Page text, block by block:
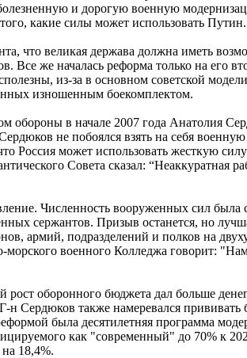
и дорогую военную
какие силы может использовать Путин.
что великая держава должна иметь
Все же началась реформа только на его
из-за в основном советской
изношенным боекомплектом.
обороны в начале 2007 года Анатолия
не побоялся взять на себя
Россия может использовать жесткую
Совета сказал: “Неаккуратная
Численность вооруженных сил
сержантов. Призыв останется, но
армий, подразделений и полков на
морского военного Колледжа говорит:
рост оборонного бюджета дал больше
Сердюков также намеревался
была десятилетняя программа
как "современный" до 70% к
18,4%.